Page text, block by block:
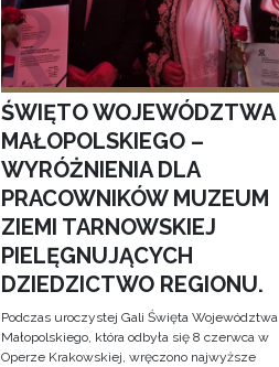
ŚWIĘTO WOJEWÓDZTWA
MAŁOPOLSKIEGO –
WYRÓŻNIENIA DLA
PRACOWNIKÓW MUZEUM
ZIEMI TARNOWSKIEJ
PIELĘGNUJĄCYCH
DZIEDZICTWO REGIONU.
Podczas uroczystej Gali Święta Województwa
Małopolskiego, która odbyła się 8 czerwca w
Operze Krakowskiej, wręczono najwyższe